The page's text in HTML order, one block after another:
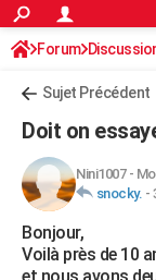
ACTUALITÉS
Politique
Société
Faits Divers
Education
Monde
Villes
+
FINANCE
Retraite
Impôts
Epargne
Immobilier
Risques naturels
Banque
Assurance
Crédit
AUTO
Essais
Réserver un essai
Citadines
Berlines
SUV
Forum auto
+HIGH-TECH
Forum
Sujet Précédent
Doit on
Nini1007-
snocky. -
Bonjour,
Voilà près de 10